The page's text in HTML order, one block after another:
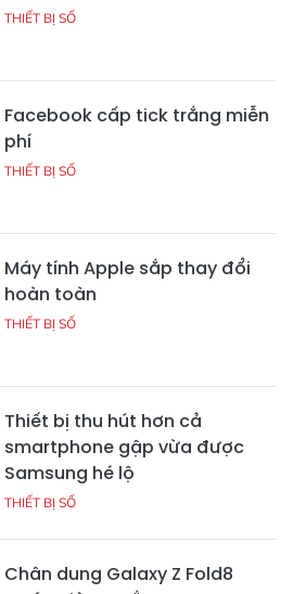
THIẾT BỊ SỐ
Facebook cấp tick trắng miễn
phí
THIẾT BỊ SỐ
Máy tính Apple sắp thay đổi
hoàn toàn
THIẾT BỊ SỐ
Thiết bị thu hút hơn cả
smartphone gập vừa được
Samsung hé lộ
THIẾT BỊ SỐ
Chân dung Galaxy Z Fold8